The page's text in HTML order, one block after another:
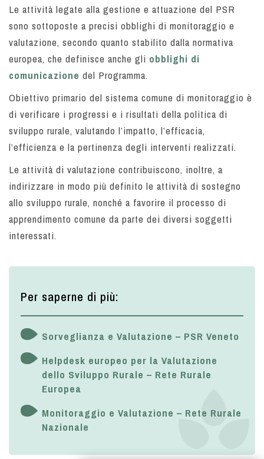
Le attività legate alla gestione e attuazione del PSR
sono sottoposte a precisi obblighi di monitoraggio e
valutazione, secondo quanto stabilito dalla normativa
europea, che definisce anche gli obblighi di
comunicazione del Programma.
Obiettivo primario del sistema comune di monitoraggio è
di verificare i progressi e i risultati della politica di
sviluppo rurale, valutando l’impatto, l’efficacia,
l’efficienza e la pertinenza degli interventi realizzati.
Le attività di valutazione contribuiscono, inoltre, a
indirizzare in modo più definito le attività di sostegno
allo sviluppo rurale, nonché a favorire il processo di
apprendimento comune da parte dei diversi soggetti
interessati.
Per saperne di più:
Sorveglianza e Valutazione – PSR Veneto
Helpdesk europeo per la Valutazione
dello Sviluppo Rurale – Rete Rurale
Europea
Monitoraggio e Valutazione – Rete Rurale
Nazionale